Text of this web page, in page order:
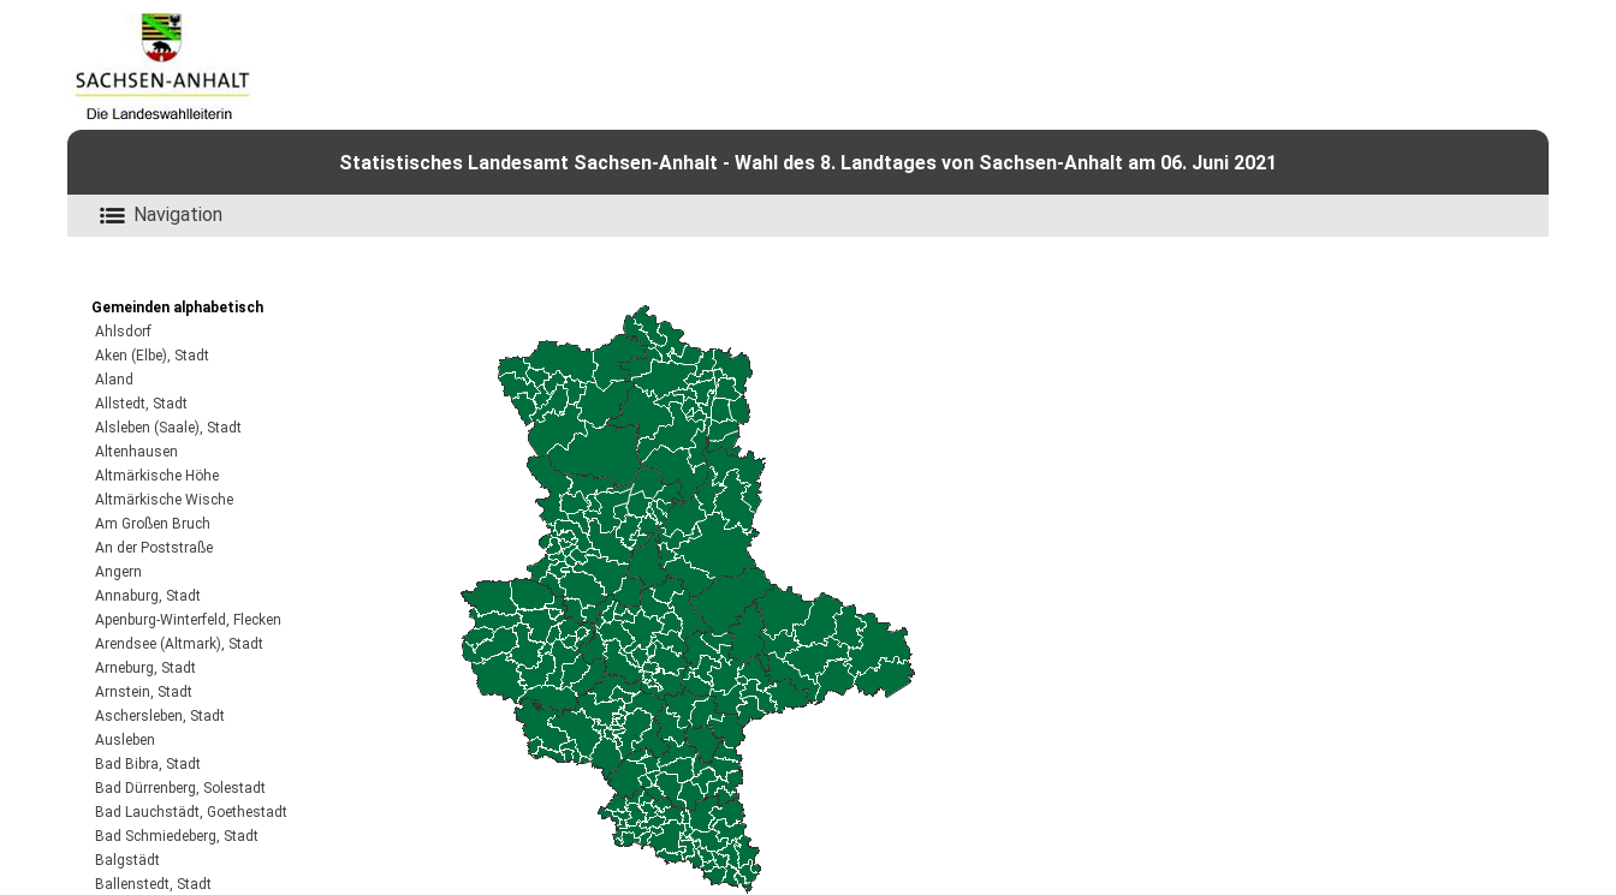
Statistisches Landesamt Sachsen-Anhalt - Wahl des 8. Landtages von Sachsen-Anhalt am 06. Juni 2021
Navigation
Gemeinden alphabetisch
Ahlsdorf
Aken (Elbe), Stadt
Aland
Allstedt, Stadt
Alsleben (Saale), Stadt
Altenhausen
Altmärkische Höhe
Altmärkische Wische
Am Großen Bruch
An der Poststraße
Angern
Annaburg, Stadt
Apenburg-Winterfeld, Flecken
Arendsee (Altmark), Stadt
Arneburg, Stadt
Arnstein, Stadt
Aschersleben, Stadt
Ausleben
Bad Bibra, Stadt
Bad Dürrenberg, Solestadt
Bad Lauchstädt, Goethestadt
Bad Schmiedeberg, Stadt
Balgstädt
Ballenstedt, Stadt